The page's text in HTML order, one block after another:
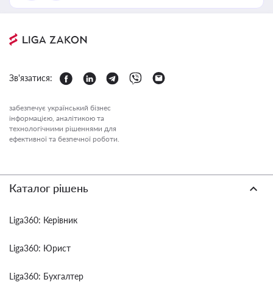
Зв'язатися:
забезпечує український бізнес
інформацією, аналітикою та
технологічними рішеннями для
ефективної та безпечної роботи.
Каталог рішень
Liga360: Керівник
Liga360: Юрист
Liga360: Бухгалтер